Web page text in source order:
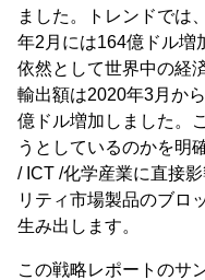
ました。トレンドでは
年2月には164億ドル増
依然として世界中の経
輸出額は2020年3月か
億ドル増加しました。
うとしているのかを明
/ ICT /化学産業に直接
リティ市場製品のブロ
生み出します。
この戦略レポートのサ